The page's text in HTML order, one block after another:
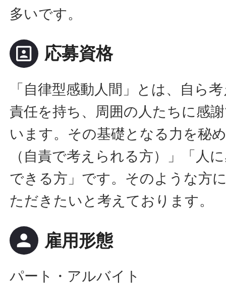
多いです。
portrait 応募資格
「自律型感動人間」とは、自ら
責任を持ち、周囲の人たちに感
います。その基礎となる力を秘
（自責で考えられる方）」「人
できる方」です。そのような方
ただきたいと考えております。
person 雇用形態
パート・アルバイト